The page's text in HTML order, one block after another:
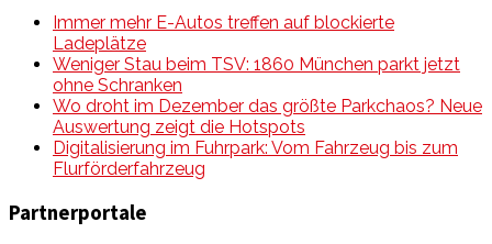
Immer mehr E-Autos treffen auf blockierte
Ladeplätze
Weniger Stau beim TSV: 1860 München parkt jetzt
ohne Schranken
Wo droht im Dezember das größte Parkchaos? Neue
Auswertung zeigt die Hotspots
Digitalisierung im Fuhrpark: Vom Fahrzeug bis zum
Flurförderfahrzeug
Partnerportale